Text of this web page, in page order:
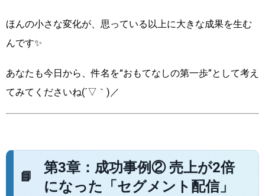
ほんの小さな変化が、思っている以上に大きな成果を生む
んです✨
あなたも今日から、件名を“おもてなしの第一歩”として考え
てみてくださいね(´▽｀)／
第3章：成功事例② 売上が2倍
になった「セグメント配信」